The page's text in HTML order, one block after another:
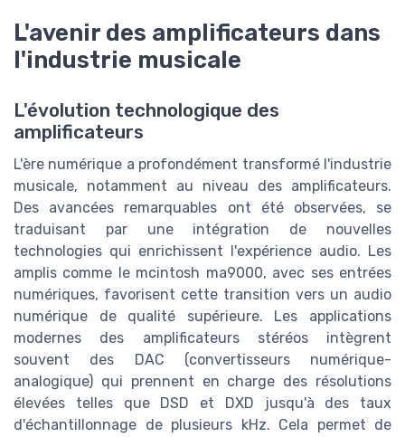
L'avenir des amplificateurs dans
l'industrie musicale
L'évolution technologique des
amplificateurs
L'ère numérique a profondément transformé l'industrie
musicale, notamment au niveau des amplificateurs.
Des avancées remarquables ont été observées, se
traduisant par une intégration de nouvelles
technologies qui enrichissent l'expérience audio. Les
amplis comme le mcintosh ma9000, avec ses entrées
numériques, favorisent cette transition vers un audio
numérique de qualité supérieure. Les applications
modernes des amplificateurs stéréos intègrent
souvent des DAC (convertisseurs numérique-
analogique) qui prennent en charge des résolutions
élevées telles que DSD et DXD jusqu'à des taux
d'échantillonnage de plusieurs kHz. Cela permet de